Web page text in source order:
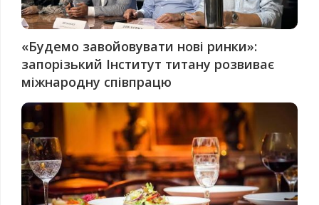
«Будемо завойовувати нові ринки»:
запорізький Інститут титану розвиває
міжнародну співпрацю